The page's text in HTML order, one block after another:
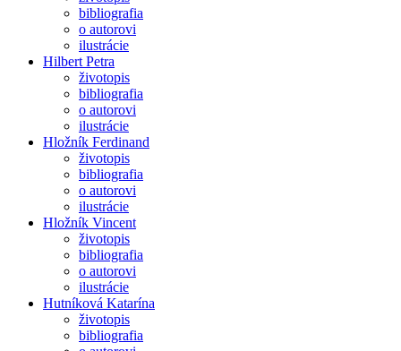
bibliografia
o autorovi
ilustrácie
Hilbert Petra
životopis
bibliografia
o autorovi
ilustrácie
Hložník Ferdinand
životopis
bibliografia
o autorovi
ilustrácie
Hložník Vincent
životopis
bibliografia
o autorovi
ilustrácie
Hutníková Katarína
životopis
bibliografia